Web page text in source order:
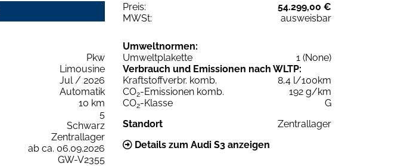
Preis:
54.299,00 €
MWSt:
ausweisbar
Pkw
Limousine
Jul / 2026
Automatik
10 km
5
Schwarz
Zentrallager
ab ca. 06.09.2026
GW-V2355
Umweltnormen:
Umweltplakette
1 (None)
Verbrauch und Emissionen nach WLTP:
Kraftstoffverbr. komb.
8,4 l/100km
CO2-Emissionen komb.
192 g/km
CO2-Klasse
G
Standort
Zentrallager
Details zum Audi S3 anzeigen